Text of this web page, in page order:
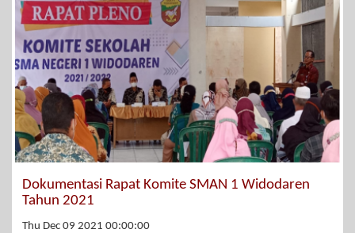
Dokumentasi Rapat Komite SMAN 1 Widodaren
Tahun 2021
Thu Dec 09 2021 00:00:00